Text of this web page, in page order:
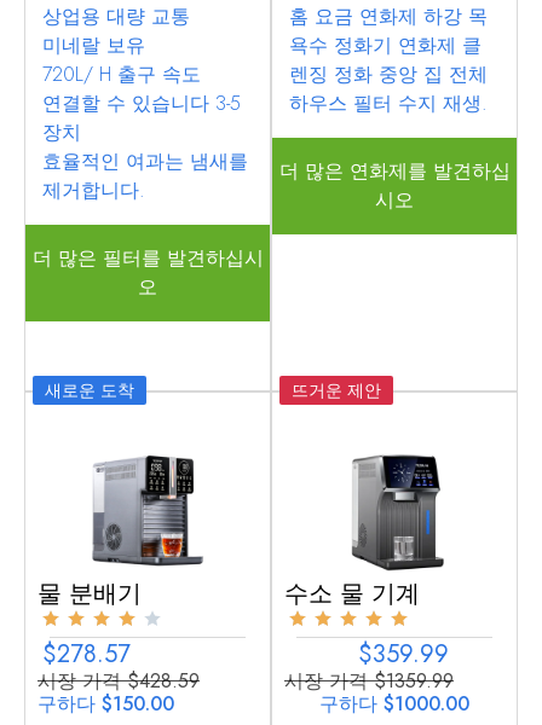
상업용 대량 교통
미네랄 보유
720L/ H 출구 속도
연결할 수 있습니다 3-5
장치
효율적인 여과는 냄새를
제거합니다.
더 많은 필터를 발견하십시
오
홈 요금 연화제 하강 목
욕수 정화기 연화제 클
렌징 정화 중앙 집 전체
하우스 필터 수지 재생.
더 많은 연화제를 발견하십
시오
새로운 도착
물 분배기
$278.57
시장 가격 $428.59
구하다 $150.00
뜨거운 제안
수소 물 기계
$359.99
시장 가격 $1359.99
구하다 $1000.00